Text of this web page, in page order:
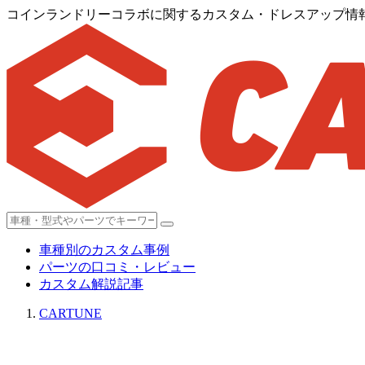
コインランドリーコラボに関するカスタム・ドレスアップ情
車種別のカスタム事例
パーツの口コミ・レビュー
カスタム解説記事
CARTUNE